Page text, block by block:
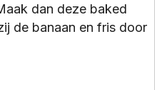
dan deze baked
de banaan en fris door